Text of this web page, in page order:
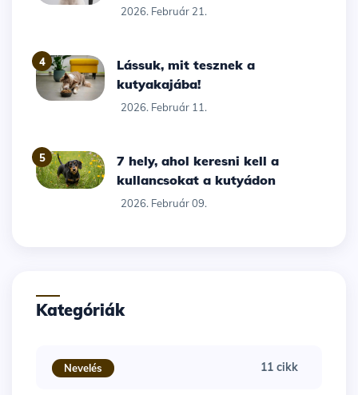
2026. Február 21.
4
Lássuk, mit tesznek a
kutyakajába!
2026. Február 11.
5
7 hely, ahol keresni kell a
kullancsokat a kutyádon
2026. Február 09.
Kategóriák
Nevelés 11 cikk